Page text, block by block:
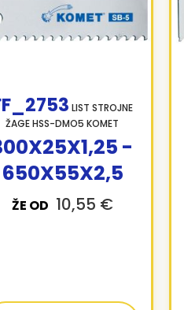
LIST STROJNE
ŽAGE HSS-DMO5 KOMET
ŽE OD 10,55 €
-
650X55X2,5